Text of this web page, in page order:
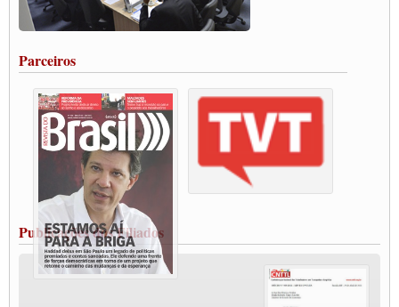
Rodoviários de Feira Santana fazem Assembleia para avaliar proposta de reajuste
salarial
Vacina Já: Lockdown de 24 horas dos trabalhadores em transportes está mantido,
Condutores de Guarulhos farão greve sanitária nesta terça-feira (20)
Paralisação dos Caminhoneiros na #BR285, entrocamento que liga o Mercosul ao
Rio Grande
Caminhoneiros bloqueiam duas faixas na Castello Branco e fazem protesto
Modal-Live #13 Aumento da Violência Contra Mulher e o Adoecimento da Classe
Trabalhadora em Tempos de Pandemia
MODAL-LIVE#12 POLÍTICAS PÚBLICAS DE TRANSPORTE PARA A
CLASSE TRABALHADORA E ELEIÇÕES NA PANDEMIA
MODAL-LIVE#11 POLÍTICAS PÚBLICAS DE TRANSPORTE
JUVENTUDE DO TRANSPORTE: POR QUE DEVEMOS NOS ORGANIZAR?
Fabio Primo testa positivo para Coronavírus, mas está bem de saúde
Parceiros
Publicações dos Filiados